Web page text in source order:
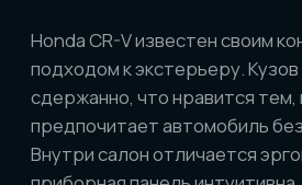
системы с большим экраном, расширенные
возможности интеграции смартфонов. По
уровню комфорта Sportage зачастую
выигрывает за счёт современных опций, но
долговечность отделки иногда уступает
интенсивной эксплуатации.